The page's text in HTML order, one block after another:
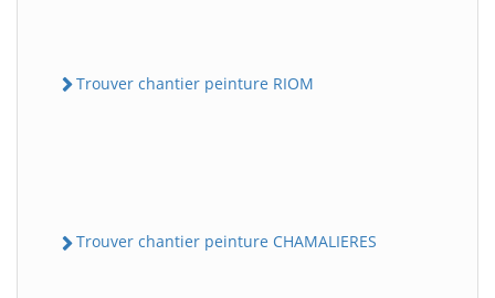
Trouver chantier peinture RIOM
Trouver chantier peinture CHAMALIERES